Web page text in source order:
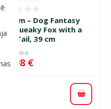
– Dog Fantasy
Squeaky Fox with a
Tail, 39 cm
Oriģinālā cena
7,99 €
Cena
5,98 €